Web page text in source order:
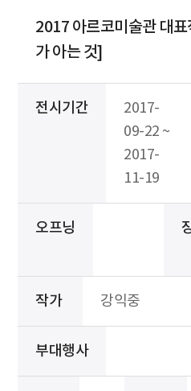
2017 아르코미술관 대
가 아는 것]
전시기간
2017-
09-22 ~
2017-
11-19
오프닝
작가 강익중
부대행사